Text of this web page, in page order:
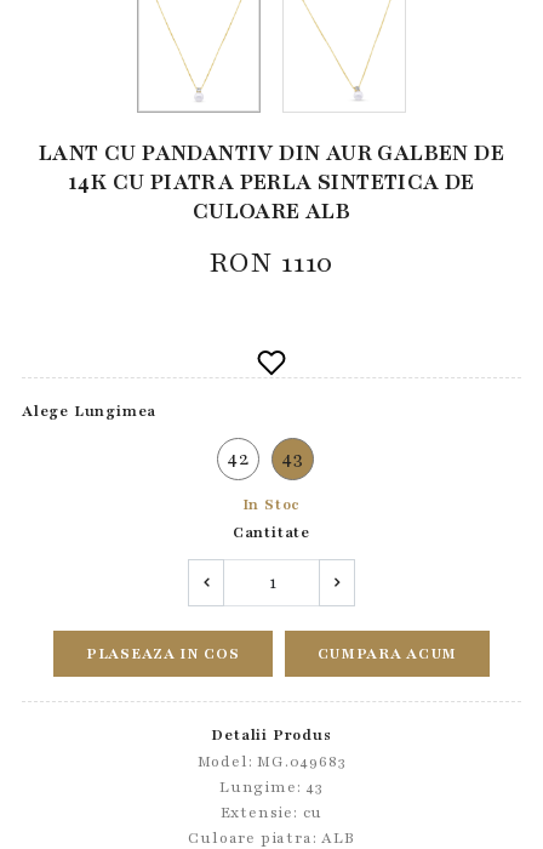
LANT CU PANDANTIV DIN AUR GALBEN DE
14K CU PIATRA PERLA SINTETICA DE
CULOARE ALB
RON 1110
Alege Lungimea
42 43
In Stoc
Cantitate
PLASEAZA IN COS CUMPARA ACUM
Detalii Produs
Model: MG.049683
Lungime: 43
Extensie: cu
Culoare piatra: ALB